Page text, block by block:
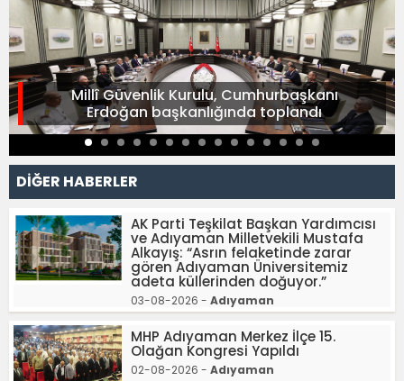
Millî Güvenlik Kurulu, Cumhurbaşkanı
Erdoğan başkanlığında toplandı
DİĞER HABERLER
AK Parti Teşkilat Başkan Yardımcısı
ve Adıyaman Milletvekili Mustafa
Alkayış: “Asrın felaketinde zarar
gören Adıyaman Üniversitemiz
adeta küllerinden doğuyor.”
03-08-2026 - Adıyaman
MHP Adıyaman Merkez İlçe 15.
Olağan Kongresi Yapıldı
02-08-2026 - Adıyaman